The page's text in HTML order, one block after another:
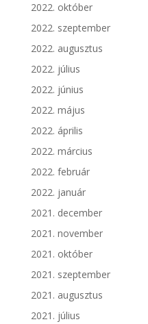
2022. október
2022. szeptember
2022. augusztus
2022. július
2022. június
2022. május
2022. április
2022. március
2022. február
2022. január
2021. december
2021. november
2021. október
2021. szeptember
2021. augusztus
2021. július